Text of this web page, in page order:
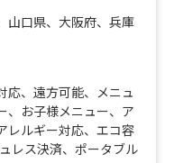
山口県、 大阪府、 兵庫
応、 遠方可能、 メニュ
、 お子様メニュー、 ア
レルギー対応、 エコ容
レス決済、 ポータブル